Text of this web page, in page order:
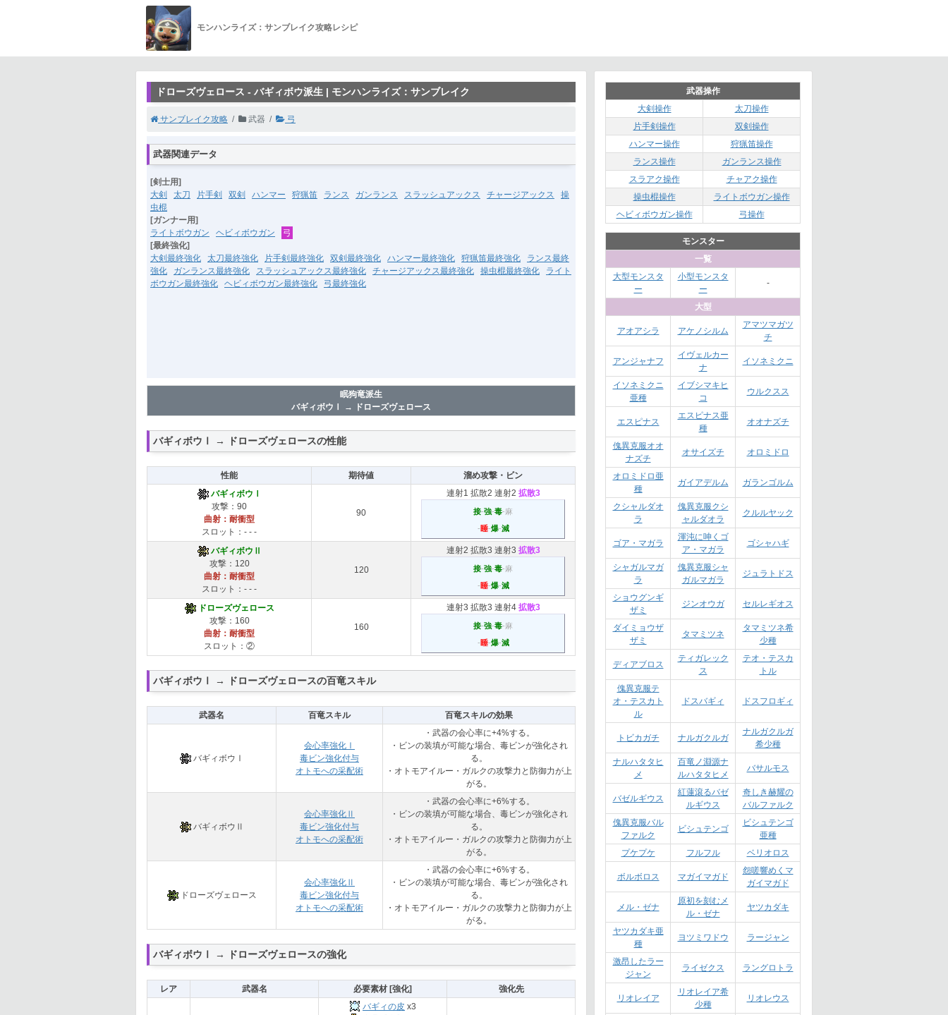
モンハンライズ：サンブレイク攻略レシピ
ドローズヴェロース - バギィボウ派生 | モンハンライズ：サンブレイク
サンブレイク攻略 武器 弓
武器関連データ
[剣士用]
大剣
太刀 片手剣 双剣 ハンマー 狩猟笛 ランス ガンランス スラッシュアックス チャージアックス
操
虫棍
[ガンナー用]
ライトボウガン
ヘビィボウガン
弓
[最終強化]
大剣最終強化
太刀最終強化 片手剣最終強化 双剣最終強化 ハンマー最終強化 狩猟笛最終強化
ランス最終
強化
ガンランス最終強化 スラッシュアックス最終強化 チャージアックス最終強化 操虫棍最終強化
ライト
ボウガン最終強化
ヘビィボウガン最終強化 弓最終強化
眠狗竜派生
バギィボウⅠ → ドローズヴェロース
バギィボウⅠ → ドローズヴェロースの性能
性能 期待値
溜め攻撃・ビン
バギィボウⅠ
攻撃：90
曲射：耐衝型
スロット：- - -
90
連射1 拡散2 連射2 拡散3
接-強-毒-麻
-睡-爆-減
バギィボウⅡ
攻撃：120
曲射：耐衝型
スロット：- - -
120
連射2 拡散3 連射3 拡散3
接-強-毒-麻
-睡-爆-減
ドローズヴェロース
攻撃：160
曲射：耐衝型
スロット：②
160
連射3 拡散3 連射4 拡散3
接-強-毒-麻
-睡-爆-減
バギィボウⅠ → ドローズヴェロースの百竜スキル
武器名 百竜スキル 百竜スキルの効果
バギィボウⅠ
会心率強化Ⅰ
毒ビン強化付与
オトモへの采配術
・武器の会心率に+4%する。
・ビンの装填が可能な場合、毒ビンが強化され
る。
・オトモアイルー・ガルクの攻撃力と防御力が上
がる。
バギィボウⅡ
会心率強化Ⅱ
毒ビン強化付与
オトモへの采配術
・武器の会心率に+6%する。
・ビンの装填が可能な場合、毒ビンが強化され
る。
・オトモアイルー・ガルクの攻撃力と防御力が上
がる。
ドローズヴェロース
会心率強化Ⅱ
毒ビン強化付与
オトモへの采配術
・武器の会心率に+6%する。
・ビンの装填が可能な場合、毒ビンが強化され
る。
・オトモアイルー・ガルクの攻撃力と防御力が上
がる。
バギィボウⅠ → ドローズヴェロースの強化
レア 武器名 必要素材 [強化] 強化先
バギィの皮 x3
武器操作
大剣操作
太刀操作
片手剣操作
双剣操作
ハンマー操作
狩猟笛操作
ランス操作
ガンランス操作
スラアク操作
チャアク操作
操虫棍操作
ライトボウガン操作
ヘビィボウガン操作
弓操作
モンスター
一覧
大型モンスタ
ー
小型モンスタ
ー
-
大型
アオアシラ アケノシルム
アマツマガツ
チ
アンジャナフ
イヴェルカー
ナ
イソネミクニ
イソネミクニ
亜種
イブシマキヒ
コ
ウルクスス
エスピナス
エスピナス亜
種
オオナズチ
傀異克服オオ
ナズチ
オサイズチ オロミドロ
オロミドロ亜
種
ガイアデルム ガランゴルム
クシャルダオ
ラ
傀異克服クシ
ャルダオラ
クルルヤック
ゴア・マガラ
渾沌に呻くゴ
ア・マガラ
ゴシャハギ
シャガルマガ
ラ
傀異克服シャ
ガルマガラ
ジュラトドス
ショウグンギ
ザミ
ジンオウガ セルレギオス
ダイミョウザ
ザミ
タマミツネ
タマミツネ希
少種
ディアブロス
ティガレック
ス
テオ・テスカ
トル
傀異克服テ
オ・テスカト
ル
ドスバギィ ドスフロギィ
トビカガチ ナルガクルガ
ナルガクルガ
希少種
ナルハタタヒ
メ
百竜ノ淵源ナ
ルハタタヒメ
バサルモス
バゼルギウス
紅蓮滾るバゼ
ルギウス
奇しき赫耀の
バルファルク
傀異克服バル
ファルク
ビシュテンゴ
ビシュテンゴ
亜種
プケプケ
フルフル ベリオロス
ボルボロス マガイマガド
怨嗟響めくマ
ガイマガド
メル・ゼナ
原初を刻むメ
ル・ゼナ
ヤツカダキ
ヤツカダキ亜
種
ヨツミワドウ ラージャン
激昂したラー
ジャン
ライゼクス ラングロトラ
リオレイア
リオレイア希
少種
リオレウス